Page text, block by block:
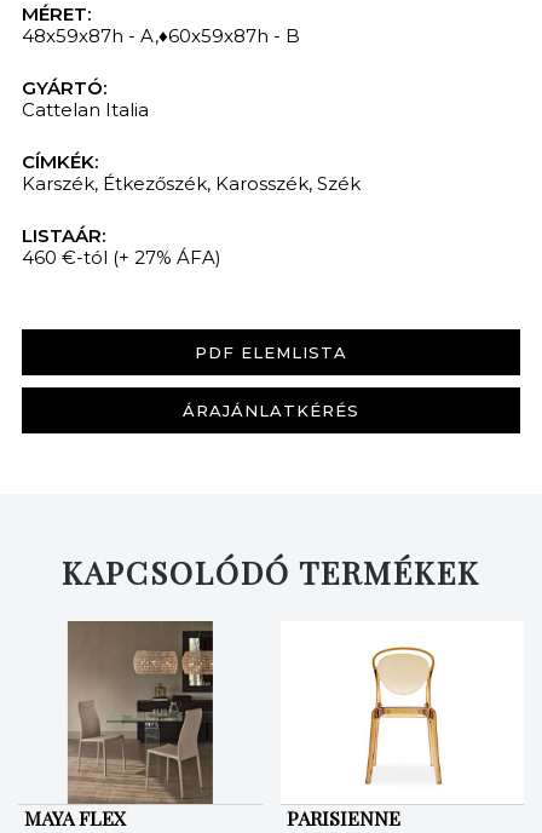
MÉRET:
48x59x87h - A,♦60x59x87h - B
GYÁRTÓ:
Cattelan Italia
CÍMKÉK:
Karszék, Étkezőszék, Karosszék, Szék
LISTAÁR:
460 €-tól (+ 27% ÁFA)
PDF ELEMLISTA
ÁRAJÁNLATKÉRÉS
KAPCSOLÓDÓ TERMÉKEK
MAYA FLEX PARISIENNE